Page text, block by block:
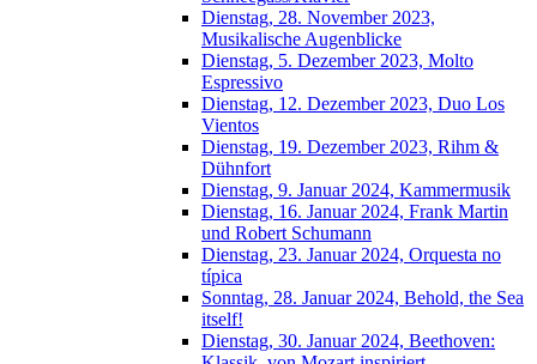
Dienstag, 28. November 2023,
Musikalische Augenblicke
Dienstag, 5. Dezember 2023, Molto
Espressivo
Dienstag, 12. Dezember 2023, Duo Los
Vientos
Dienstag, 19. Dezember 2023, Rihm &
Dühnfort
Dienstag, 9. Januar 2024, Kammermusik
Dienstag, 16. Januar 2024, Frank Martin
und Robert Schumann
Dienstag, 23. Januar 2024, Orquesta no
típica
Sonntag, 28. Januar 2024, Behold, the Sea
itself!
Dienstag, 30. Januar 2024, Beethoven: